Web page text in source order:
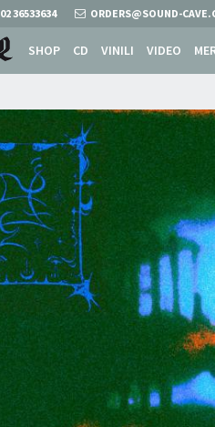
02 36533634 ORDERS@SOUND-
SHOP CD VINILI VIDEO